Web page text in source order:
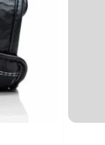
Gold